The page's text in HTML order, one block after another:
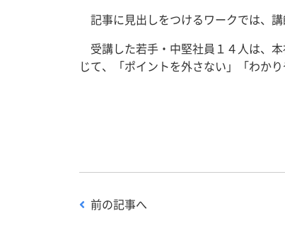
記事に見出しをつけるワークでは、
受講した若手・中堅社員１４人は、
じて、「ポイントを外さない」「わか
前の記事へ